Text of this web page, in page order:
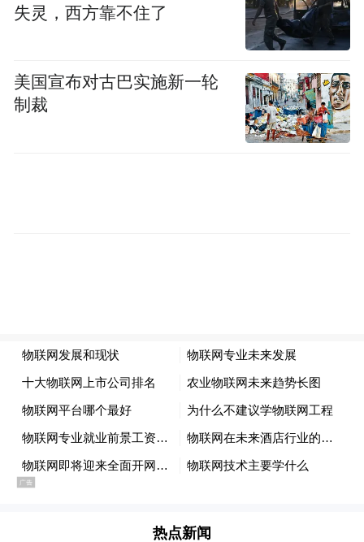
指山支行共发放农民小额贷款15户、金额
235.5万元，积极运用央行“支农再贷款”资
金，有效降低茶农融资成本，让普惠金融真
正惠及田间地头。同时，创新构建“银行+公
司+合作社+农户”四位一体服务模式：银行提
售，合作社组织生产管理，农户专注种植。
失灵，西方靠不住了
美国宣布对古巴实施新一轮
制裁
热点新闻